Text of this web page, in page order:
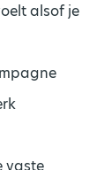
alsof je